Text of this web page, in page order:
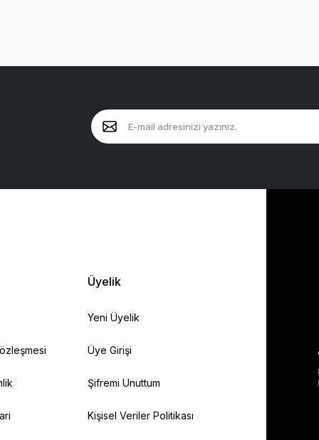
Üyelik
Yeni Üyelik
Üye Girişi
Şifremi Unuttum
Kişisel Veriler Politikası